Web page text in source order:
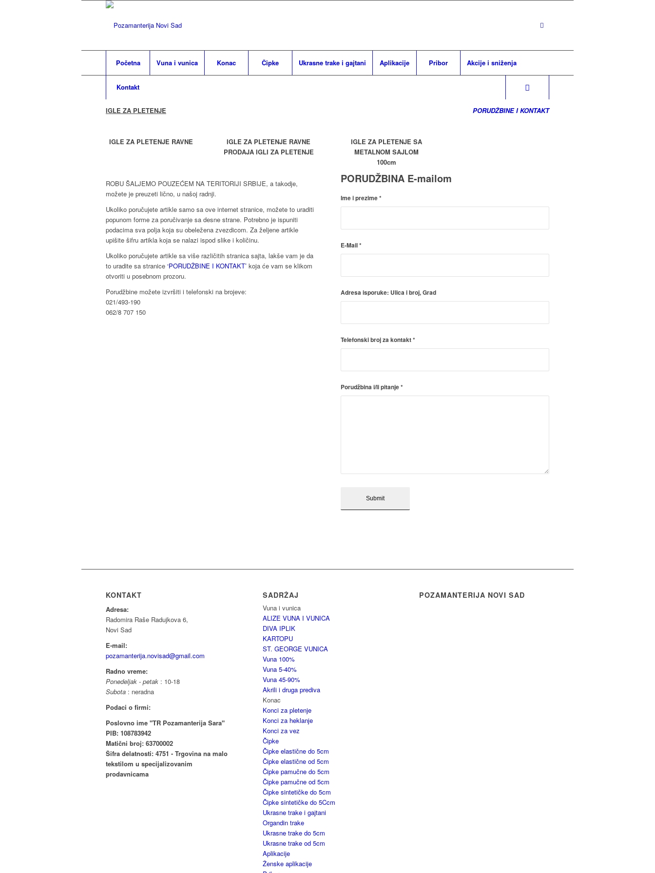
Početna Vuna i vunica Konac Čipke Ukrasne trake i gajtani Aplikacije Pribor Akcije i sniženja
Kontakt
IGLE ZA PLETENJE PORUDŽBINE I KONTAKT
IGLE ZA PLETENJE RAVNE
IGLE ZA PLETENJE RAVNE
PRODAJA IGLI ZA PLETENJE
IGLE ZA PLETENJE SA
METALNOM SAJLOM
100cm
ROBU ŠALJEMO POUZEĆEM NA TERITORIJI SRBIJE, a takodje,
možete je preuzeti lično, u našoj radnji.
Ukoliko poručujete artikle samo sa ove internet stranice, možete to uraditi
popunom forme za poručivanje sa desne strane. Potrebno je ispuniti
podacima sva polja koja su obeležena zvezdicom. Za željene artikle
upišite šifru artikla koja se nalazi ispod slike i količinu.
Ukoliko poručujete artikle sa više različitih stranica sajta, lakše vam je da
to uradite sa stranice ‘PORUDŽBINE I KONTAKT’ koja će vam se klikom
otvoriti u posebnom prozoru.
Porudžbine možete izvršiti i telefonski na brojeve:
021/493-190
062/8 707 150
PORUDŽBINA E-mailom
Ime i prezime*
E-Mail*
Adresa isporuke: Ulica i broj, Grad
Telefonski broj za kontakt*
Porudžbina i/li pitanje*
KONTAKT
Adresa:
Radomira Raše Radujkova 6,
Novi Sad
E-mail:
pozamanterija.novisad@gmail.com
Radno vreme:
Ponedeljak - petak : 10-18
Subota : neradna
Podaci o firmi:
Poslovno ime "TR Pozamanterija Sara"
PIB: 108783942
Matični broj: 63700002
Šifra delatnosti: 4751 - Trgovina na malo
tekstilom u specijalizovanim
prodavnicama
SADRŽAJ
Vuna i vunica
ALIZE VUNA I VUNICA
DIVA IPLIK
KARTOPU
ST. GEORGE VUNICA
Vuna 100%
Vuna 5-40%
Vuna 45-90%
Akrili i druga prediva
Konac
Konci za pletenje
Konci za heklanje
Konci za vez
Čipke
Čipke elastične do 5cm
Čipke elastične od 5cm
Čipke pamučne do 5cm
Čipke pamučne od 5cm
Čipke sintetičke do 5cm
Čipke sintetičke do 5Ccm
Ukrasne trake i gajtani
Organdin trake
Ukrasne trake do 5cm
Ukrasne trake od 5cm
Aplikacije
Ženske aplikacije
POZAMANTERIJA NOVI SAD